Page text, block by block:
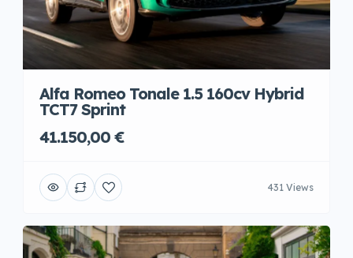
Alfa Romeo Tonale 1.5 160cv Hybrid
TCT7 Sprint
41.150,00 €
431 Views